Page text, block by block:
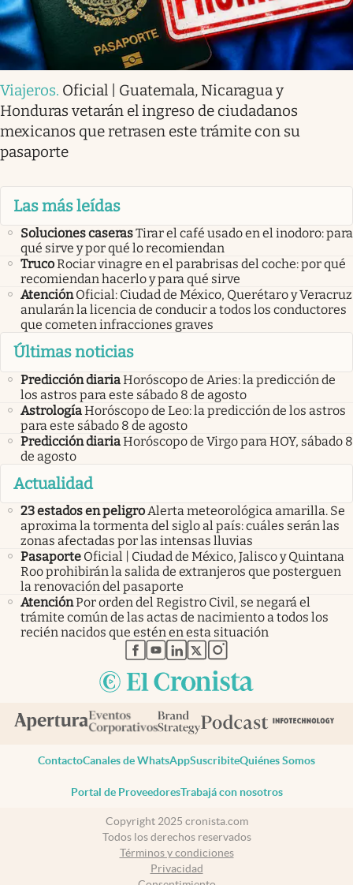
Viajeros. Oficial | Guatemala, Nicaragua y
Honduras vetarán el ingreso de ciudadanos
mexicanos que retrasen este trámite con su
pasaporte
Las más leídas
Soluciones caserasTirar el café usado en el inodoro: para
qué sirve y por qué lo recomiendan
TrucoRociar vinagre en el parabrisas del coche: por qué
recomiendan hacerlo y para qué sirve
Atención Oficial: Ciudad de México, Querétaro y Veracruz
anularán la licencia de conducir a todos los conductores
que cometen infracciones graves
Últimas noticias
Predicción diariaHoróscopo de Aries: la predicción de
los astros para este sábado 8 de agosto
AstrologíaHoróscopo de Leo: la predicción de los astros
para este sábado 8 de agosto
Predicción diariaHoróscopo de Virgo para HOY, sábado 8
de agosto
Actualidad
23 estados en peligroAlerta meteorológica amarilla. Se
aproxima la tormenta del siglo al país: cuáles serán las
zonas afectadas por las intensas lluvias
Pasaporte Oficial | Ciudad de México, Jalisco y Quintana
Roo prohibirán la salida de extranjeros que posterguen
la renovación del pasaporte
AtenciónPor orden del Registro Civil, se negará el
trámite común de las actas de nacimiento a todos los
recién nacidos que estén en esta situación
abre en nueva pestaña
abre en nueva pestaña
abre en nueva pestaña
abre en nueva pestaña
abre en nueva pestaña
ContactoCanales de WhatsAppSuscribiteQuiénes Somos
Portal de ProveedoresTrabajá con nosotros
Copyright 2025 cronista.com
Todos los derechos reservados
Términos y condiciones
Privacidad